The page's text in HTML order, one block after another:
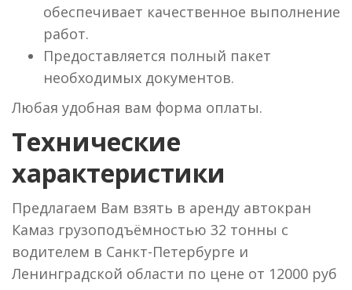
обеспечивает качественное выполнение
работ.
Предоставляется полный пакет
необходимых документов.
Любая удобная вам форма оплаты.
Технические
характеристики
Предлагаем Вам взять в аренду автокран
Камаз грузоподъёмностью 32 тонны с
водителем в Санкт-Петербурге и
Ленинградской области по цене от 12000 руб